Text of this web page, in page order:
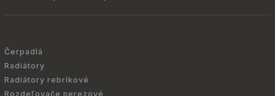
Čerpadlá
Radiátory
Radiátory rebríkové
Rozdeľovače nerezové